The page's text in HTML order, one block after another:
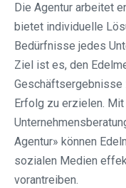
Die Agentur arbeitet
bietet individuelle
Bedürfnisse jedes
Ziel ist es, den
Geschäftsergebnisse
Erfolg zu erzielen.
Agentur» können
sozialen Medien
vorantreiben.